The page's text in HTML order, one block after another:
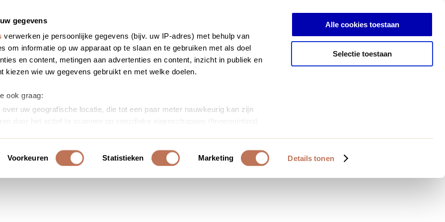
gegevens
verwerken je persoonlijke gegevens (bijv. uw IP-adres) met behulp van
om informatie op uw apparaat op te slaan en te gebruiken met als doel
en content, metingen aan advertenties en content, inzicht in publiek en
kiezen wie uw gegevens gebruikt en met welke doelen.
ook graag:
uw geografische locatie, die tot een paar meter nauwkeurig kan zijn
door het actief te scannen op specifieke eigenschappen (fingerprinting)
Voorkeuren Statistieken Marketing Details tonen
Alle cookies toestaan
Selectie toestaan
Inloggen